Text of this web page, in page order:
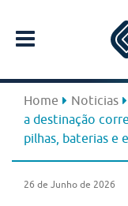
Home Noticias
a destinação
pilhas, baterias e
26 de Junho de 2026